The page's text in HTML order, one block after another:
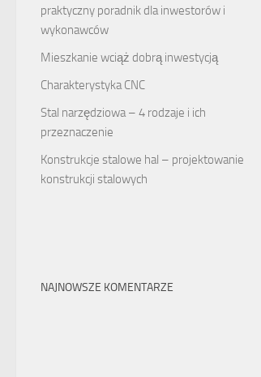
praktyczny poradnik dla inwestorów i
wykonawców
Mieszkanie wciąż dobrą inwestycją
Charakterystyka CNC
Stal narzędziowa – 4 rodzaje i ich
przeznaczenie
Konstrukcje stalowe hal – projektowanie
konstrukcji stalowych
NAJNOWSZE KOMENTARZE